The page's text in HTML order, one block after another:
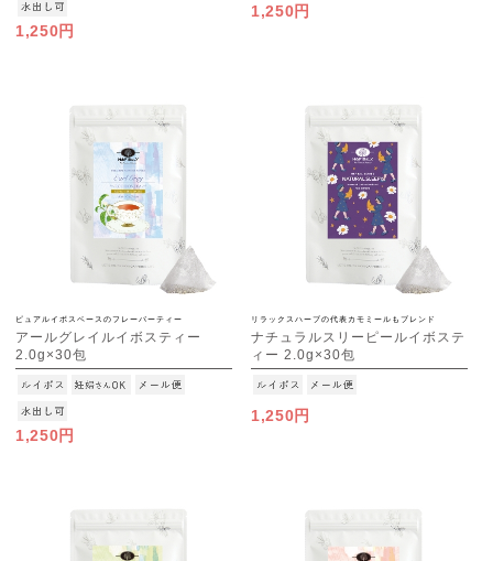
1,250円
1,250円
ピュアルイボスベースのフレーバーティー
アールグレイルイボスティー
2.0g×30包
[M便 1/3]
1,250円
リラックスハーブの代表カモミールもブレンド
ナチュラルスリーピールイボステ
ィー 2.0g×30包
[M便 1/3]
1,250円